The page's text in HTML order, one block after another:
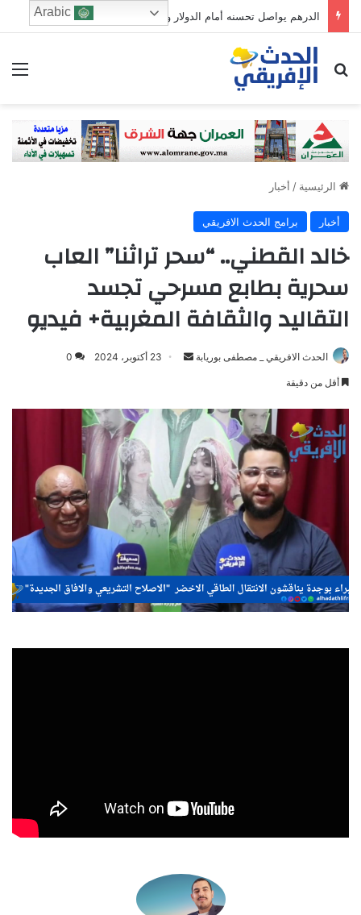
الدرهم يواصل تحسنه أمام الدولار والأورو خلال الأسبوع الممتد من 30 يوليوز إلى 5 غشت
ابحث عن
الرئيسية / أخبار
أخبار برامج الحدث الافريقي
خالد القطني.. “سحر تراثنا” العاب
سحرية بطابع مسرحي تجسد
التقاليد والثقافة المغربية+ فيديو
الحدث الافريقي _ مصطفى بوريابة
Send 23 أكتوبر، 2024 0
أقل من دقيقة
Arabic